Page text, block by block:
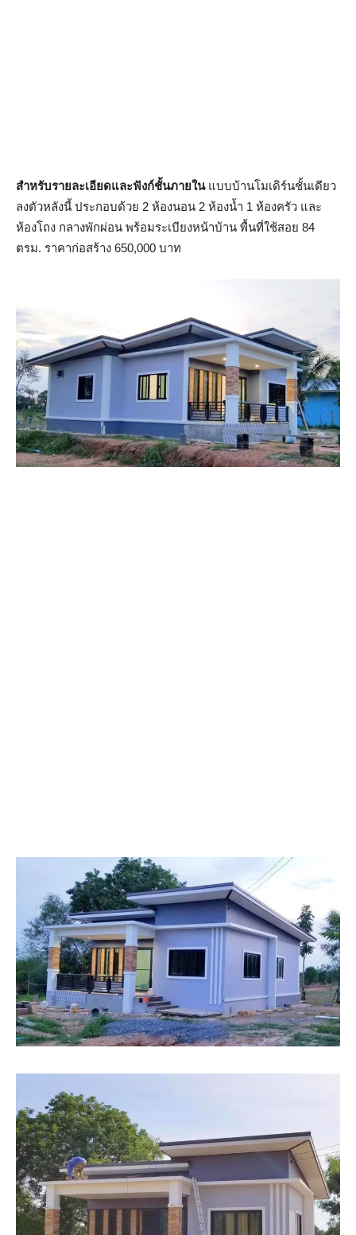
สำหรับรายละเอียดและฟังก์ชั้นภายในแบบบ้านโมเดิร์นชั้นเดียว
ลงตัวหลังนี้ ประกอบด้วย 2 ห้องนอน 2 ห้องน้ำ 1 ห้องครัว และ
ห้องโถง กลางพักผ่อน พร้อมระเบียงหน้าบ้าน พื้นที่ใช้สอย 84
ตรม. ราคาก่อสร้าง 650,000 บาท